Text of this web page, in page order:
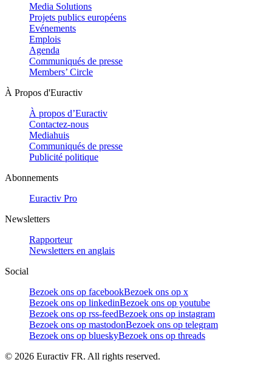
Media Solutions
Projets publics européens
Evénements
Emplois
Agenda
Communiqués de presse
Members’ Circle
À Propos d'Euractiv
À propos d’Euractiv
Contactez-nous
Mediahuis
Communiqués de presse
Publicité politique
Abonnements
Euractiv Pro
Newsletters
Rapporteur
Newsletters en anglais
Social
Bezoek ons op facebookBezoek ons op x
Bezoek ons op linkedinBezoek ons op youtube
Bezoek ons op rss-feedBezoek ons op instagram
Bezoek ons op mastodonBezoek ons op telegram
Bezoek ons op blueskyBezoek ons op threads
© 2026 Euractiv FR. All rights reserved.